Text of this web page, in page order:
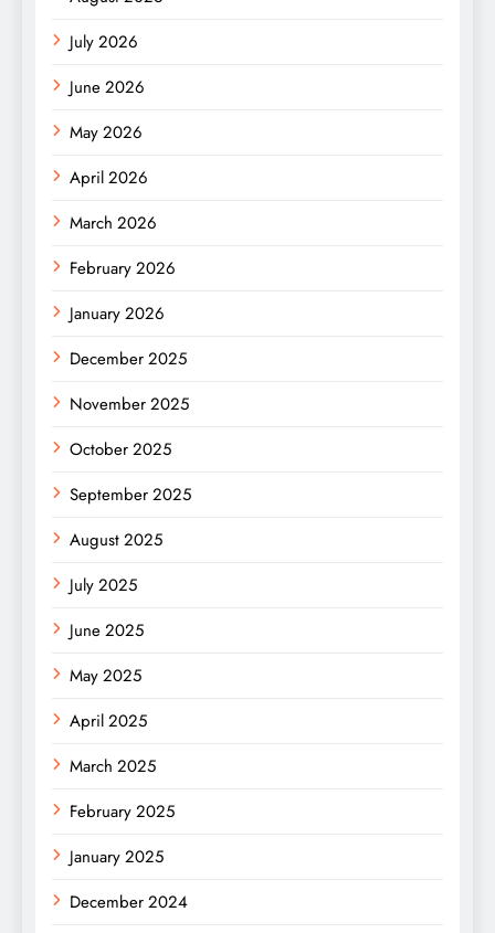
July 2026
June 2026
May 2026
April 2026
March 2026
February 2026
January 2026
December 2025
November 2025
October 2025
September 2025
August 2025
July 2025
June 2025
May 2025
April 2025
March 2025
February 2025
January 2025
December 2024